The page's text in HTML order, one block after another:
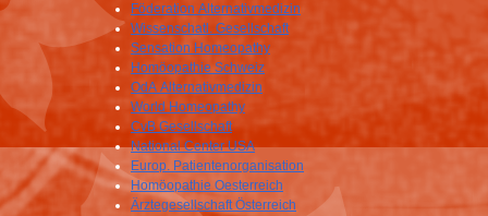
Föderation Alternativmedizin
Wissenschatl. Gesellschaft
Sensation Homeopathy
Homöopathie Schweiz
OdA Alternativmedizin
World Homeopathy
CvB Gesellschaft
National Center USA
Europ. Patientenorganisation
Homöopathie Oesterreich
Ärztegesellschaft Österreich